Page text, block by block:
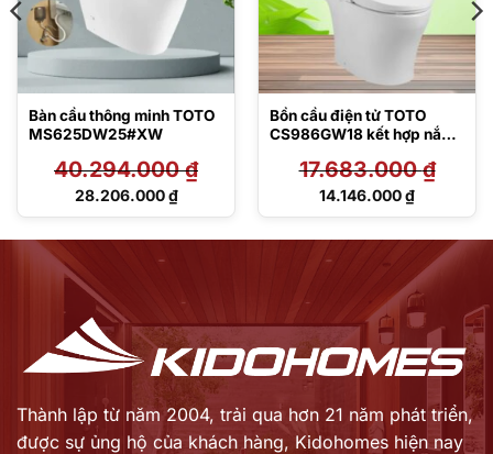
Bàn cầu thông minh TOTO
MS625DW25#XW
40.294.000₫
Giá
28.206.000₫
Giá
Bồn cầu điện tử TOTO
CS986GW18 kết hợp nắp
TCF23710AAA C2 Simple
17.683.000₫
Giá
17.683.000 ₫.
14.146.000₫
Giá
14.146.000 ₫.
Thành lập từ năm 2004, trải qua hơn 21 năm phát triển,
được sự ủng hộ của khách hàng, Kidohomes hiện nay